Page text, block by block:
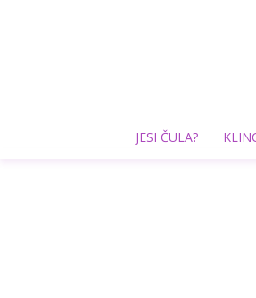
JESI ČULA?